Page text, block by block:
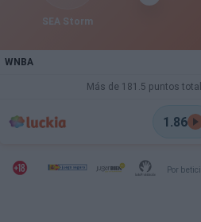
SEA Storm
WNBA
Más de 181.5 puntos
1.86
Por